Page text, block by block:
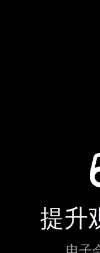
提升